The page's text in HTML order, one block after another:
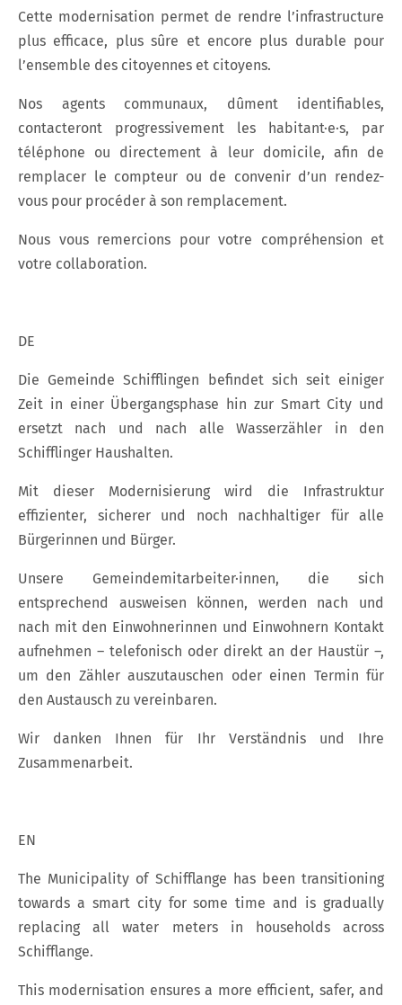
Cette modernisation permet de rendre l’infrastructure
plus efficace, plus sûre et encore plus durable pour
l’ensemble des citoyennes et citoyens.
Nos agents communaux, dûment identifiables,
contacteront progressivement les habitant·e·s, par
téléphone ou directement à leur domicile, afin de
remplacer le compteur ou de convenir d’un rendez-
vous pour procéder à son remplacement.
Nous vous remercions pour votre compréhension et
votre collaboration.
DE
Die Gemeinde Schifflingen befindet sich seit einiger
Zeit in einer Übergangsphase hin zur Smart City und
ersetzt nach und nach alle Wasserzähler in den
Schifflinger Haushalten.
Mit dieser Modernisierung wird die Infrastruktur
effizienter, sicherer und noch nachhaltiger für alle
Bürgerinnen und Bürger.
Unsere Gemeindemitarbeiter·innen, die sich
entsprechend ausweisen können, werden nach und
nach mit den Einwohnerinnen und Einwohnern Kontakt
aufnehmen – telefonisch oder direkt an der Haustür –,
um den Zähler auszutauschen oder einen Termin für
den Austausch zu vereinbaren.
Wir danken Ihnen für Ihr Verständnis und Ihre
Zusammenarbeit.
EN
The Municipality of Schifflange has been transitioning
towards a smart city for some time and is gradually
replacing all water meters in households across
Schifflange.
This modernisation ensures a more efficient, safer, and